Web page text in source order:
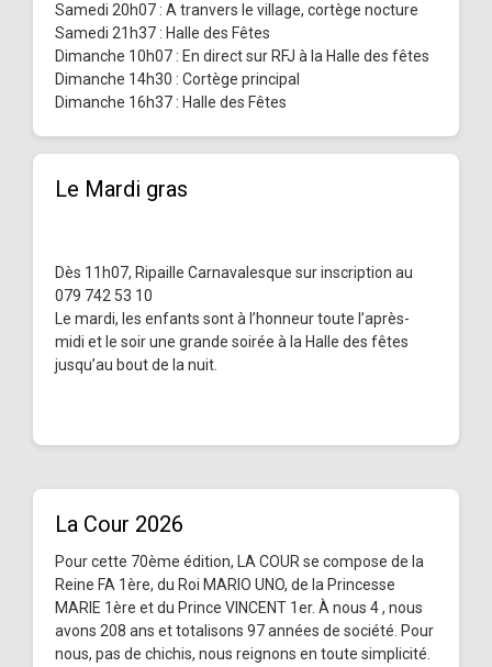
Samedi 20h07 : A tranvers le village, cortège nocture
Samedi 21h37 : Halle des Fêtes
Dimanche 10h07 : En direct sur RFJ à la Halle des fêtes
Dimanche 14h30 : Cortège principal
Dimanche 16h37 : Halle des Fêtes
Le Mardi gras
Dès 11h07, Ripaille Carnavalesque sur inscription au
079 742 53 10
Le mardi, les enfants sont à l’honneur toute l’après-
midi et le soir une grande soirée à la Halle des fêtes
jusqu’au bout de la nuit.
La Cour 2026
Pour cette 70ème édition, LA COUR se compose de la
Reine FA 1ère, du Roi MARIO UNO, de la Princesse
MARIE 1ère et du Prince VINCENT 1er. À nous 4 , nous
avons 208 ans et totalisons 97 années de société. Pour
nous, pas de chichis, nous reignons en toute simplicité.